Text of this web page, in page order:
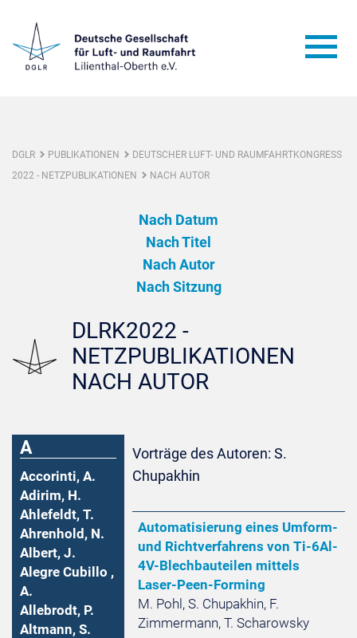
DGLR PUBLIKATIONEN
DEUTSCHER LUFT- UND RAUMFAHRTKONGRESS
2022 - NETZPUBLIKATIONEN
NACH AUTOR
Nach Datum
Nach Titel
Nach Autor
Nach Sitzung
DLRK2022 -
NETZPUBLIKATIONEN
NACH AUTOR
A
Accorinti, A.
Adirim, H.
Ahlefeldt, T.
Ahrenhold, N.
Albert, J.
Alegre Cubillo ,
A.
Allebrodt, P.
Altmann, S.
Vorträge des Autoren: S.
Chupakhin
Automatisierung eines Umform-
und Richtverfahrens von Ti-6Al-
4V-Blechbauteilen mittels
Laser-Peen-Forming
M. Pohl, S. Chupakhin, F.
Zimmermann, T. Scharowsky